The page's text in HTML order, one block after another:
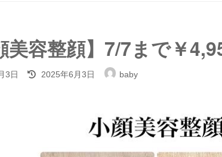
美容整顔】7/7まで￥
3日
最
終
2025年6月3日 baby